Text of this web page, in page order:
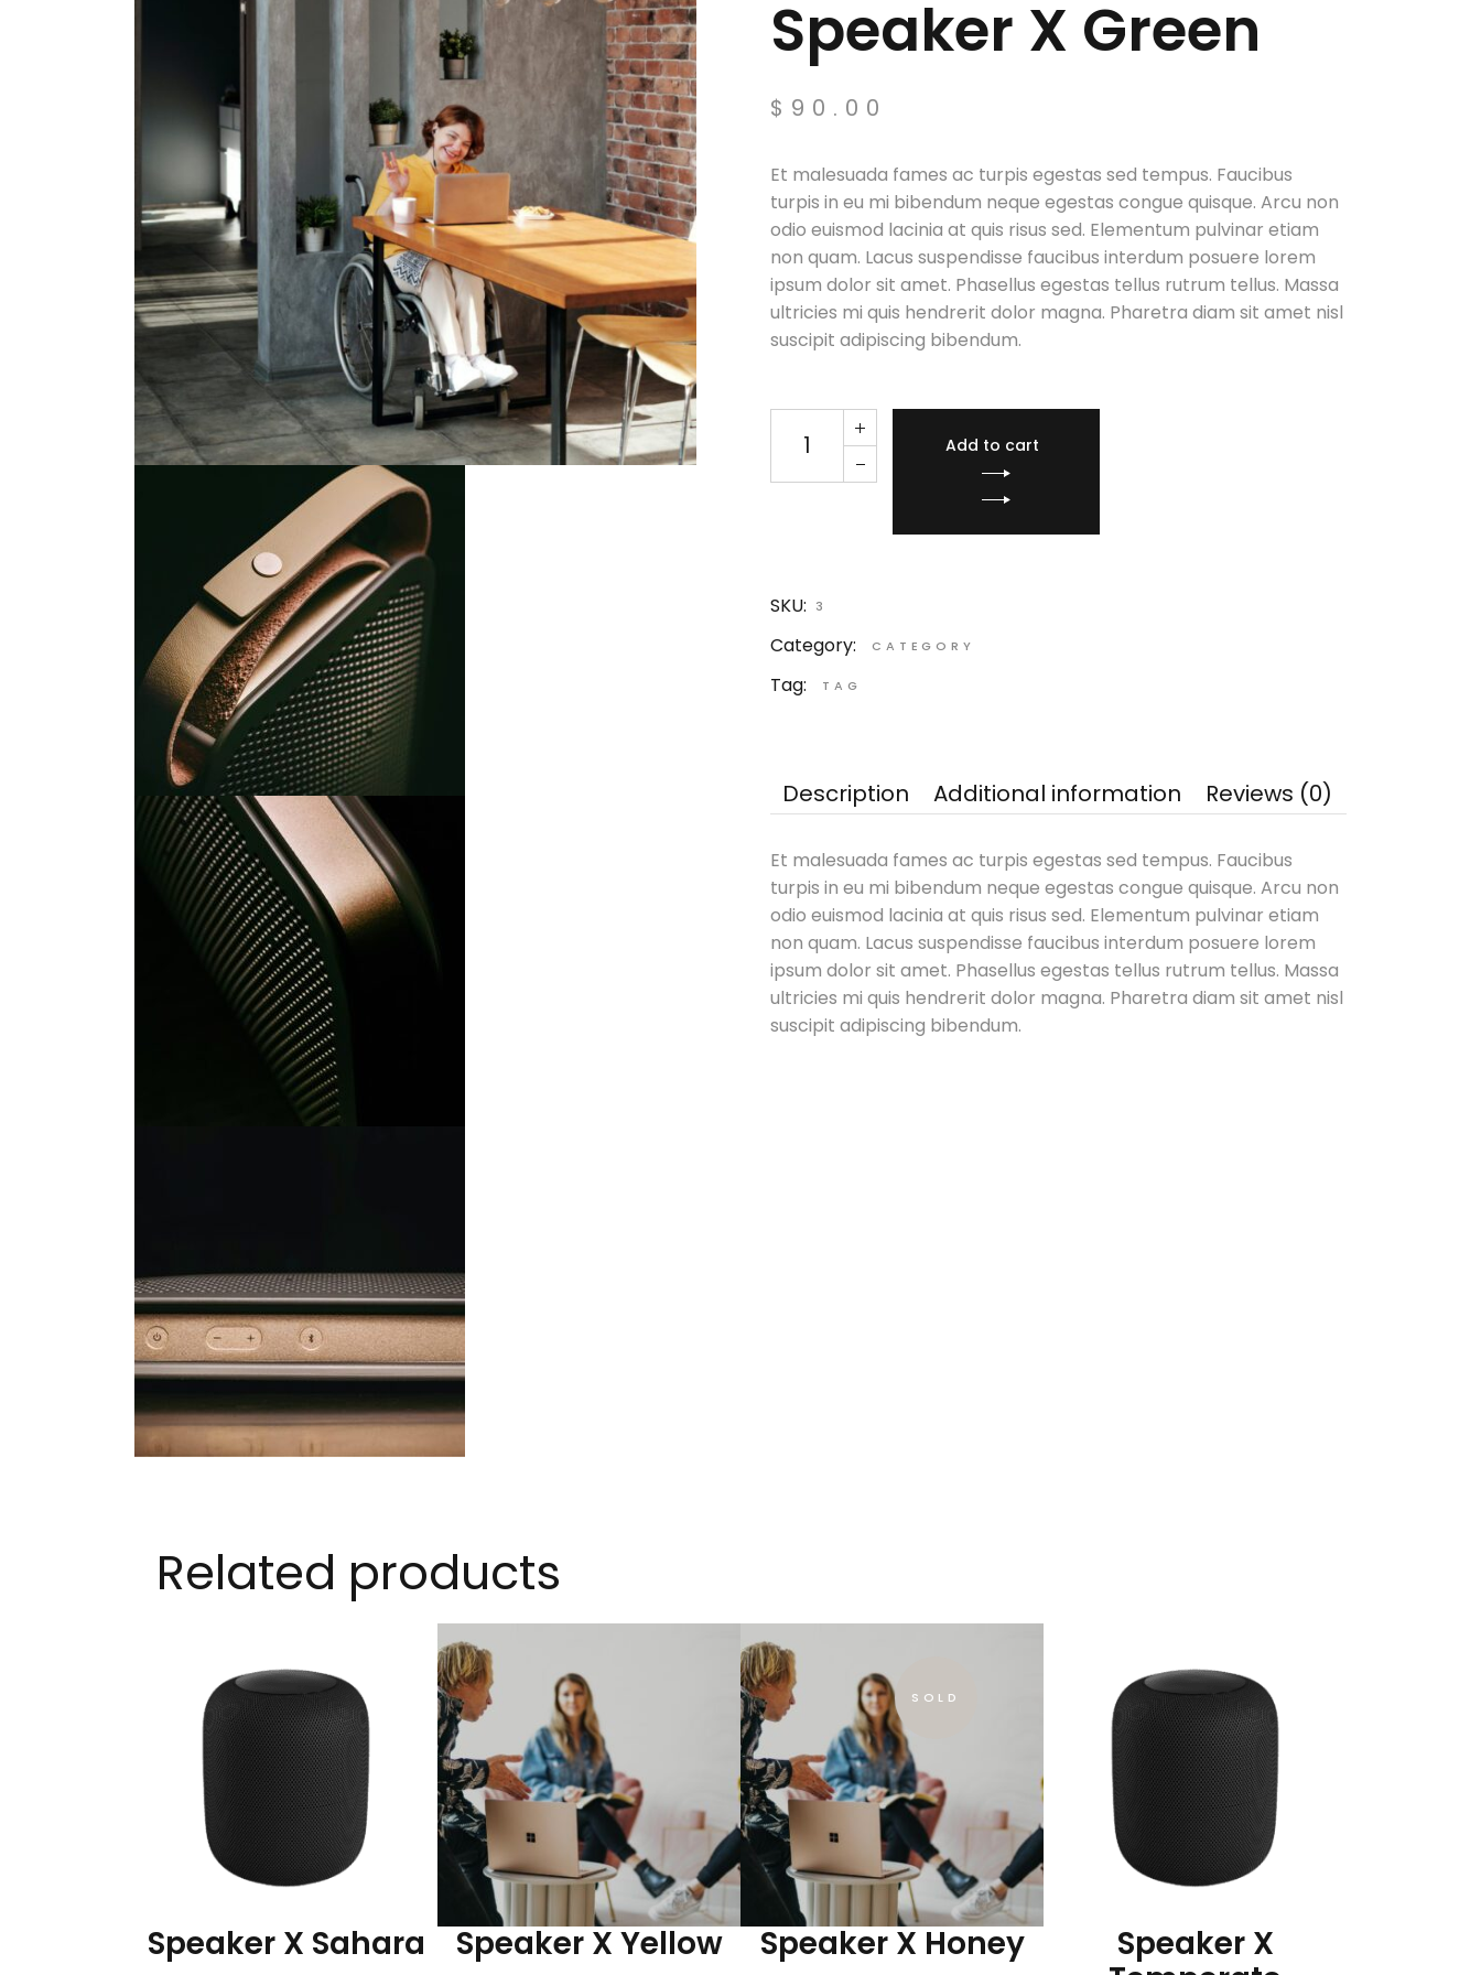
Speaker X Green
$ 90.00
Et malesuada fames ac turpis egestas sed tempus. Faucibus
turpis in eu mi bibendum neque egestas congue quisque. Arcu non
odio euismod lacinia at quis risus sed. Elementum pulvinar etiam
non quam. Lacus suspendisse faucibus interdum posuere lorem
ipsum dolor sit amet. Phasellus egestas tellus rutrum tellus. Massa
ultricies mi quis hendrerit dolor magna. Pharetra diam sit amet nisl
suscipit adipiscing bibendum.
Speaker X Green quantity
Add to cart
SKU: 3
Category: CATEGORY
Tag: TAG
Description Additional information Reviews (0)
Et malesuada fames ac turpis egestas sed tempus. Faucibus
turpis in eu mi bibendum neque egestas congue quisque. Arcu non
odio euismod lacinia at quis risus sed. Elementum pulvinar etiam
non quam. Lacus suspendisse faucibus interdum posuere lorem
ipsum dolor sit amet. Phasellus egestas tellus rutrum tellus. Massa
ultricies mi quis hendrerit dolor magna. Pharetra diam sit amet nisl
suscipit adipiscing bibendum.
Related products
Speaker X Sahara Speaker X Yellow
SOLD
Speaker X Honey
Speaker X